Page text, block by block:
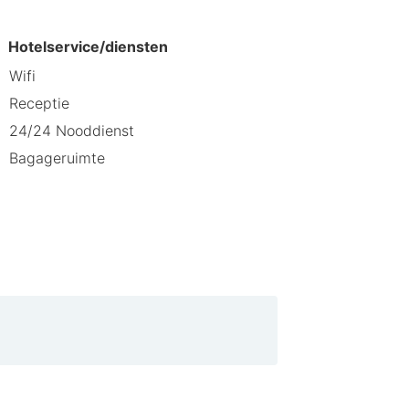
Hotelservice/diensten
Wifi
Receptie
24/24 Nooddienst
Bagageruimte